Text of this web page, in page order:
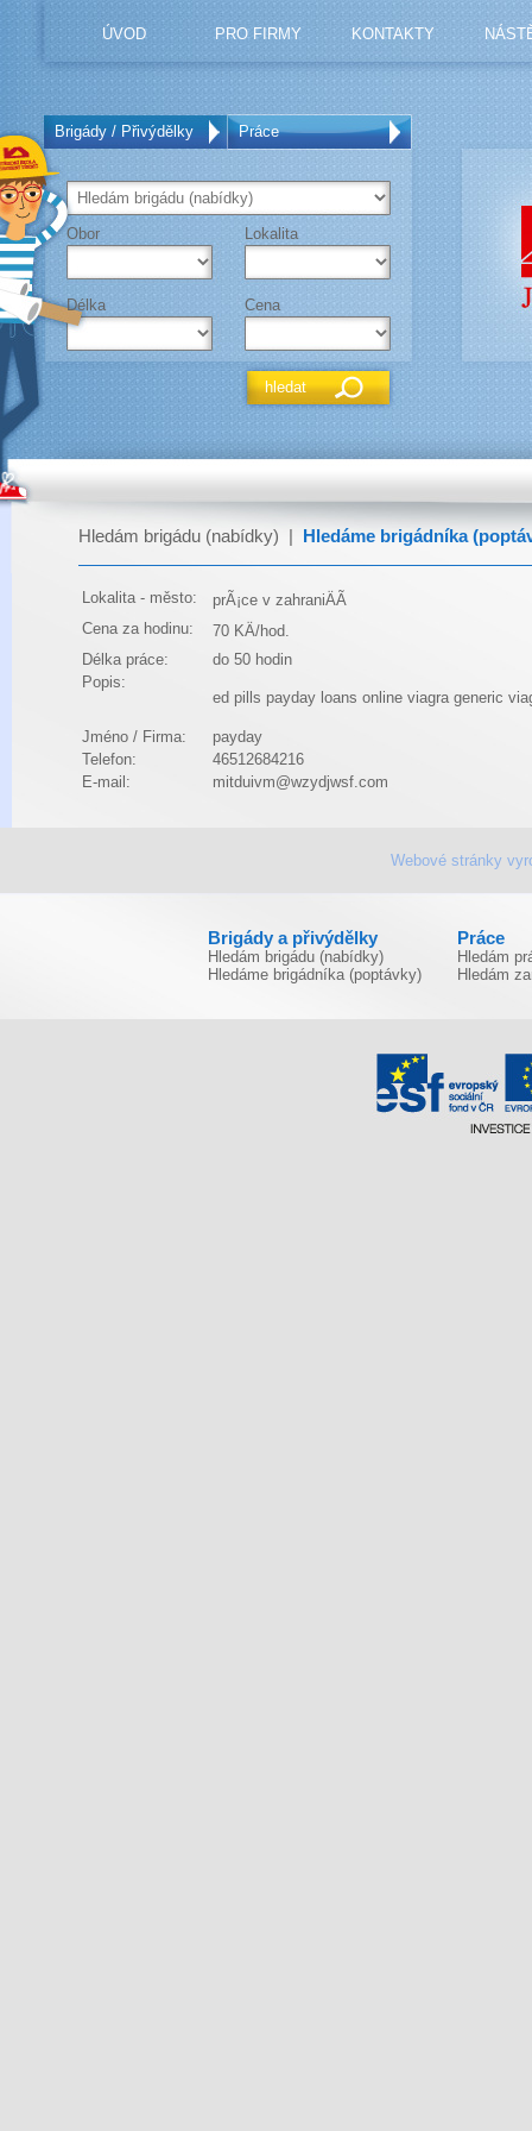
ÚVOD PRO FIRMY KONTAKTY
Brigády / Přivýdělky Práce
Obor Lokalita
Délka Cena
Hledám brigádu (nabídky) Hledáme brigádníka
Lokalita - město:
prÃ¡ce v zahraniÄÃ­
Cena za hodinu:
70 KÄ/hod.
Délka práce:
do 50 hodin
Popis:
ed pills payday loans online viagra generic
Jméno / Firma:
payday
Telefon:
46512684216
E-mail:
mitduivm@wzydjwsf.com
Webové stránky
Brigády a přivýdělky
Hledám brigádu (nabídky)
Hledáme brigádníka (poptávky)
Práce
Hledám
Hledám